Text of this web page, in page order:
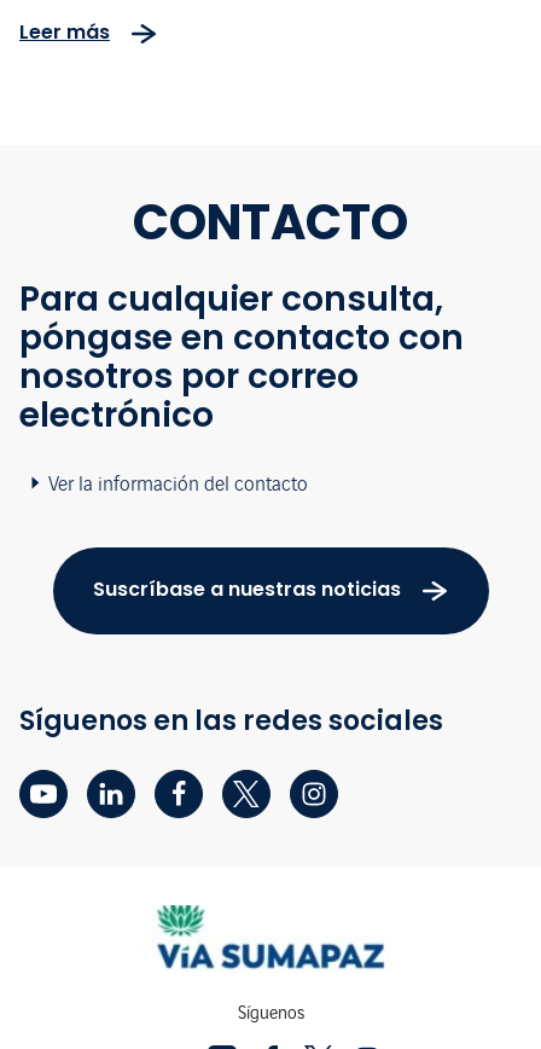
Sumapaz lideran siembra
Leer más
CONTACTO
Para cualquier consulta,
póngase en contacto con
nosotros por correo
electrónico
Ver la información del contacto
Suscríbase a nuestras noticias
Síguenos en las redes sociales
Síguenos